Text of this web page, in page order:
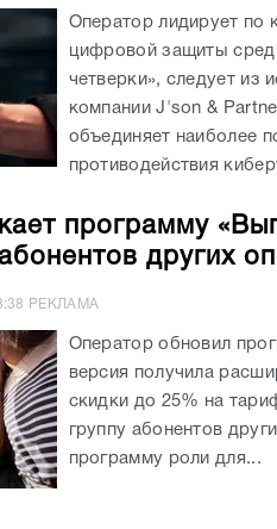
Оператор лидирует по
цифровой защиты
четверки», следует из
компании J'son &
объединяет наиболее
противодействия
программу
других
РЕКЛАМА
Оператор обновил
версия получила
скидки до 25% на
группу абонентов
программу роли для...